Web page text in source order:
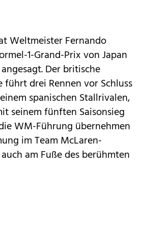
Weltmeister Fernando
1-Grand-Prix von Japan
Der britische
führt drei Rennen vor Schluss
spanischen Stallrivalen,
seinem fünften Saisonsieg
WM-Führung übernehmen
im Team McLaren-
am Fuße des berühmten